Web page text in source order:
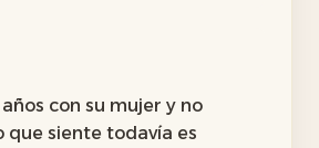
con su mujer y no
que siente todavía es